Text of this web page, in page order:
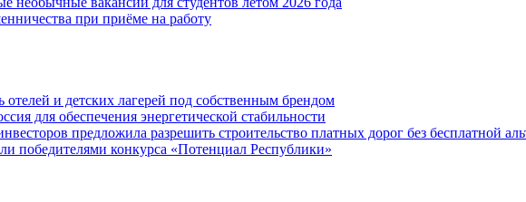
при приёме на работу
отелей и детских лагерей под собственным брендом
для обеспечения энергетической стабильности
предложила разрешить строительство платных дорог без бесплатной
победителями конкурса «Потенциал Республики»